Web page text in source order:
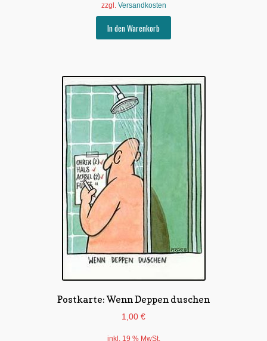
zzgl. Versandkosten
In den Warenkorb
Postkarte: Wenn Deppen duschen
1,00 €
inkl. 19 % MwSt.